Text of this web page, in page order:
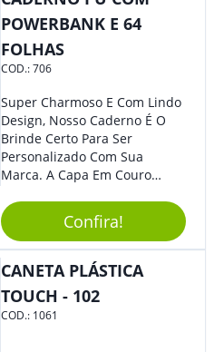
POWERBANK E 64
FOLHAS
COD.:706
Super Charmoso E Com Lindo
Design, Nosso Caderno É O
Brinde Certo Para Ser
Personalizado Com Sua
Marca. A Capa Em Couro
Elástico Permite Maior
Segurança Ao Carregá-Lo.
Ofereça A Seus Clientes E
Colaboradores, Sem Dúvidas
Confira!
CANETA PLÁSTICA
TOUCH - 102
COD.: 1061